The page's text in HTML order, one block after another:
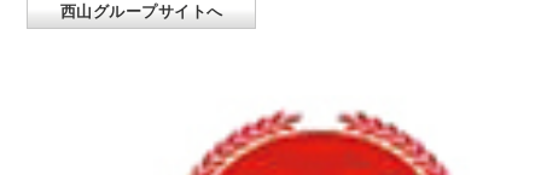
西山グループサイトへ